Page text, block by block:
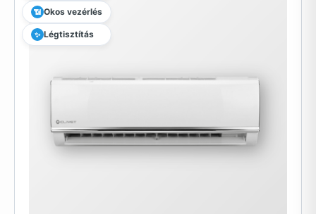
📶 Okos vezérlés
✨ Légtisztítás